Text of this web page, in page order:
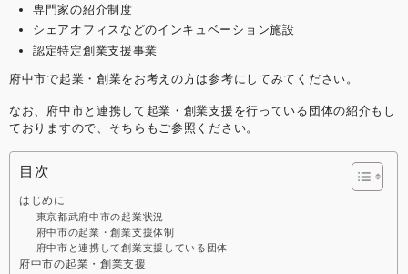
専門家の紹介制度
シェアオフィスなどのインキュベーション施設
認定特定創業支援事業
府中市で起業・創業をお考えの方は参考にしてみてください。
なお、府中市と連携して起業・創業支援を行っている団体の紹介もし
ておりますので、そちらもご参照ください。
目次
はじめに
東京都武府中市の起業状況
府中市の起業・創業支援体制
府中市と連携して創業支援している団体
府中市の起業・創業支援